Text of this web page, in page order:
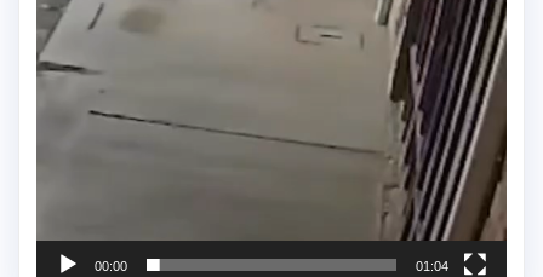
00:00 01:04